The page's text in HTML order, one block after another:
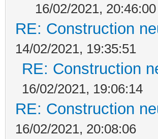
16/02/2021, 20:46:00
RE: Construction
14/02/2021, 19:35:51
RE: Construction
16/02/2021, 19:06:14
RE: Construction
16/02/2021, 20:08:06